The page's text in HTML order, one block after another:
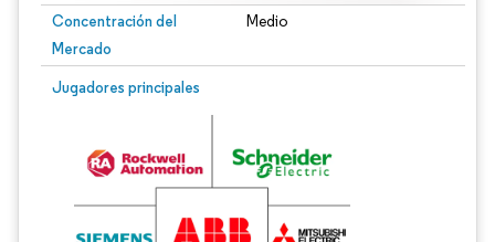
Concentración del
Mercado
Medio
Jugadores principales
Imagen © Mordor Intelligence. El uso requiere atribución según CC BY 4.0.